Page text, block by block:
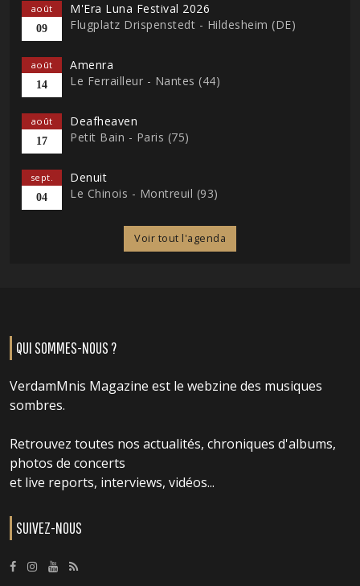
août
09
M'Era Luna Festival 2026
Flugplatz Drispenstedt - Hildesheim (DE)
août
14
Amenra
Le Ferrailleur - Nantes (44)
août
17
Deafheaven
Petit Bain - Paris (75)
sept.
04
Denuit
Le Chinois - Montreuil (93)
Voir tout l'agenda
QUI SOMMES-NOUS ?
VerdamMnis Magazine est le webzine des musiques
sombres.
Retrouvez toutes nos actualités, chroniques d'albums,
photos de concerts
et live reports, interviews, vidéos...
SUIVEZ-NOUS